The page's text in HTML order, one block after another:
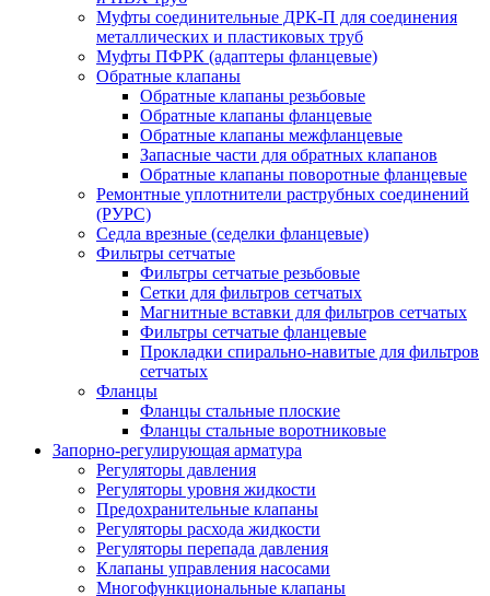
Муфты соединительные ДРК-П для соединения
металлических и пластиковых труб
Муфты ПФРК (адаптеры фланцевые)
Обратные клапаны
Обратные клапаны резьбовые
Обратные клапаны фланцевые
Обратные клапаны межфланцевые
Запасные части для обратных клапанов
Обратные клапаны поворотные фланцевые
Ремонтные уплотнители раструбных соединений
(РУРС)
Седла врезные (седелки фланцевые)
Фильтры сетчатые
Фильтры сетчатые резьбовые
Сетки для фильтров сетчатых
Магнитные вставки для фильтров сетчатых
Фильтры сетчатые фланцевые
Прокладки спирально-навитые для фильтров
сетчатых
Фланцы
Фланцы стальные плоские
Фланцы стальные воротниковые
Запорно-регулирующая арматура
Регуляторы давления
Регуляторы уровня жидкости
Предохранительные клапаны
Регуляторы расхода жидкости
Регуляторы перепада давления
Клапаны управления насосами
Многофункциональные клапаны